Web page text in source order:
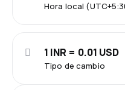
Hora local
Tipo de cambio
1 INR = 0.01 USD